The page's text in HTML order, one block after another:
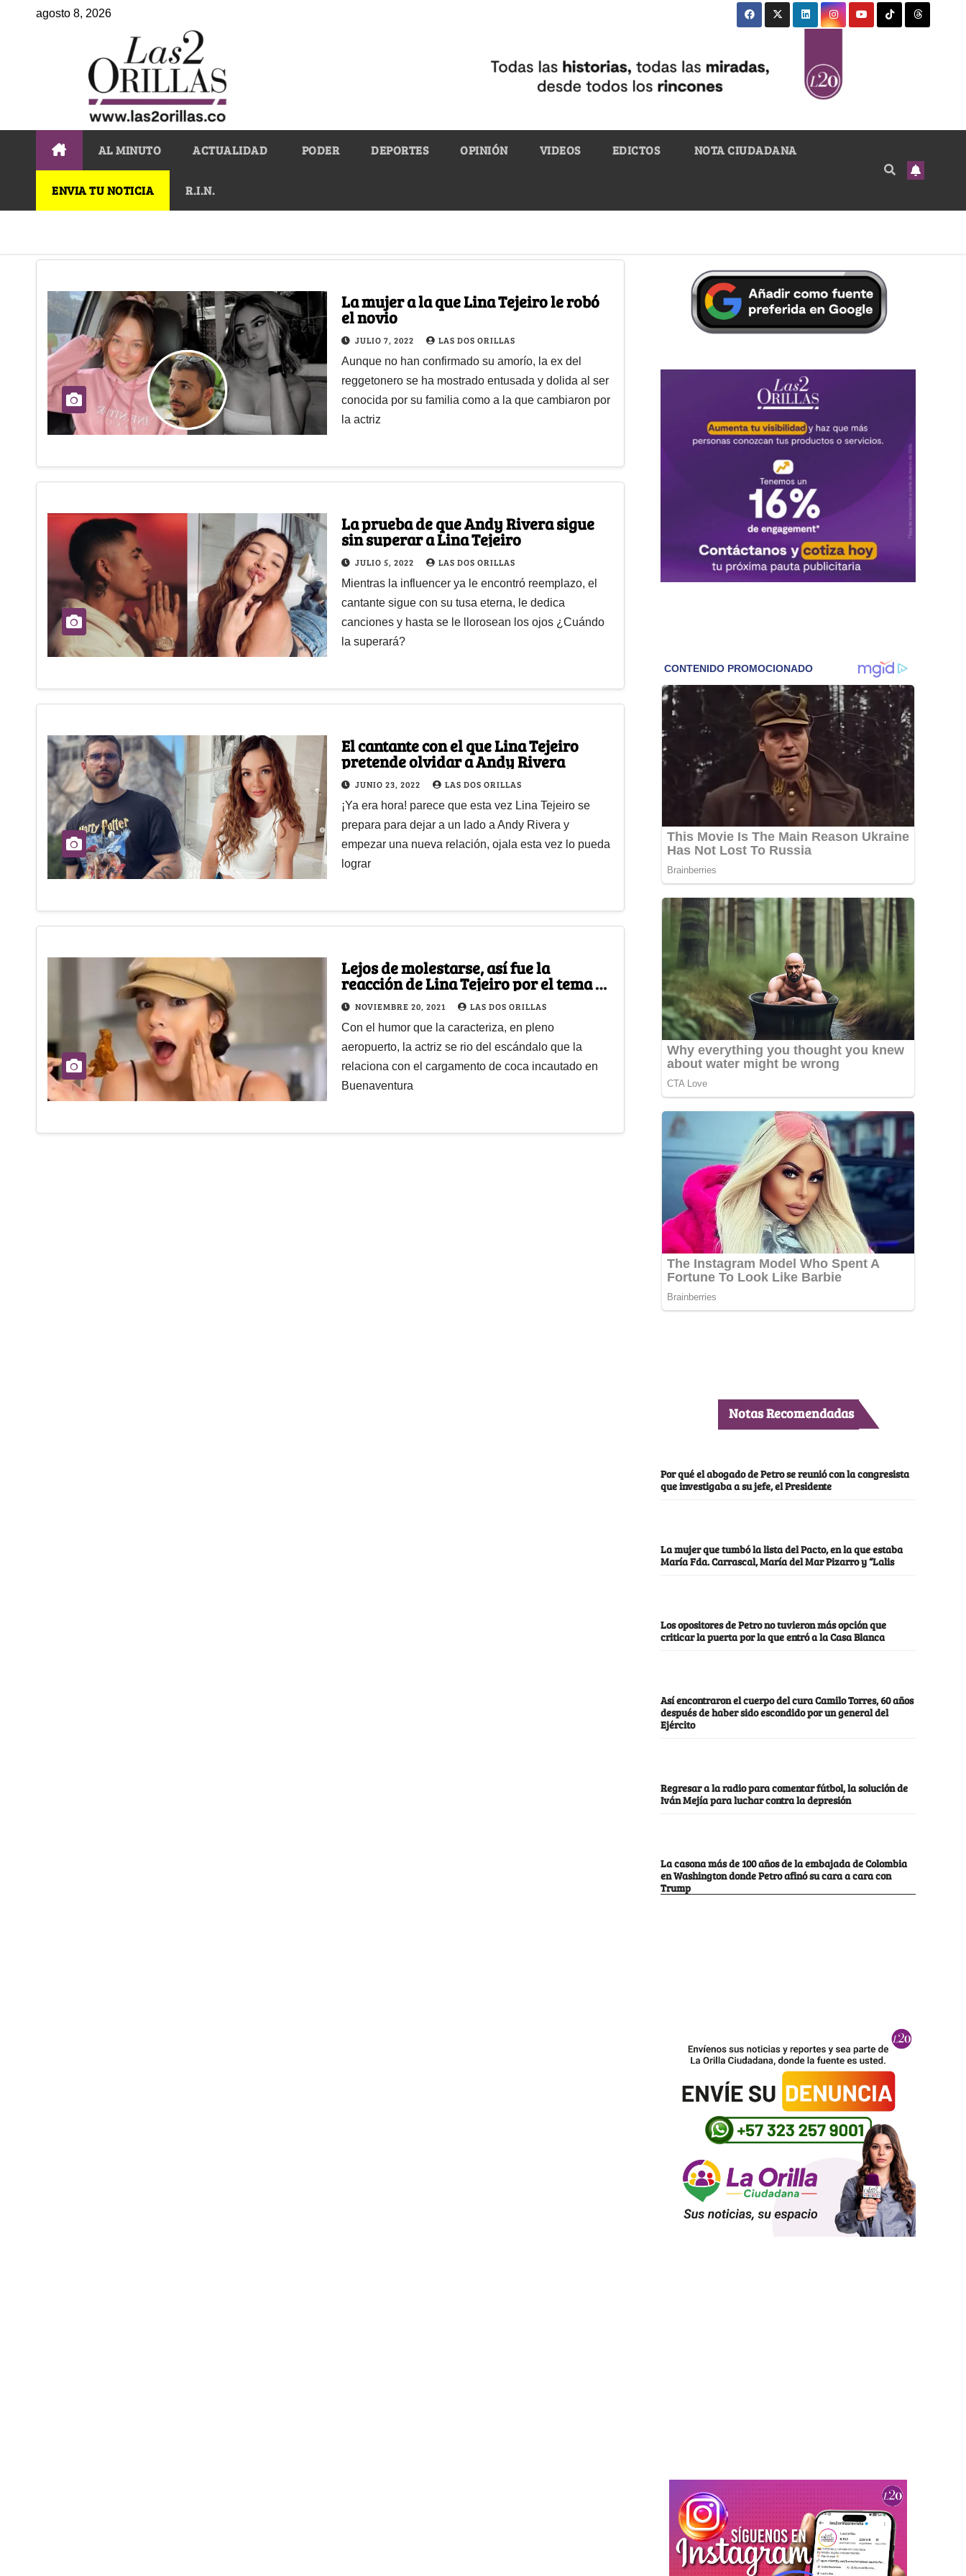
agosto 8, 2026
AL MINUTO ACTUALIDAD PODER DEPORTES OPINIÓN VIDEOS EDICTOS NOTA CIUDADANA
ENVIA TU NOTICIA R.I.N.
La mujer a la que Lina Tejeiro le robó
el novio
JULIO 7, 2022 LAS DOS ORILLAS
Aunque no han confirmado su amorío, la ex del
reggetonero se ha mostrado entusada y dolida al ser
conocida por su familia como a la que cambiaron por
la actriz
La prueba de que Andy Rivera sigue
sin superar a Lina Tejeiro
JULIO 5, 2022 LAS DOS ORILLAS
Mientras la influencer ya le encontró reemplazo, el
cantante sigue con su tusa eterna, le dedica
canciones y hasta se le llorosean los ojos ¿Cuándo
la superará?
El cantante con el que Lina Tejeiro
pretende olvidar a Andy Rivera
JUNIO 23, 2022 LAS DOS ORILLAS
¡Ya era hora! parece que esta vez Lina Tejeiro se
prepara para dejar a un lado a Andy Rivera y
empezar una nueva relación, ojala esta vez lo pueda
lograr
Lejos de molestarse, así fue la
reacción de Lina Tejeiro por el tema de
su "papá narco"
NOVIEMBRE 20, 2021 LAS DOS ORILLAS
Con el humor que la caracteriza, en pleno
aeropuerto, la actriz se rio del escándalo que la
relaciona con el cargamento de coca incautado en
Buenaventura
Notas Recomendadas
Por qué el abogado de Petro se reunió con la congresista
que investigaba a su jefe, el Presidente
La mujer que tumbó la lista del Pacto, en la que estaba
María Fda. Carrascal, María del Mar Pizarro y “Lalis
Los opositores de Petro no tuvieron más opción que
criticar la puerta por la que entró a la Casa Blanca
Así encontraron el cuerpo del cura Camilo Torres, 60 años
después de haber sido escondido por un general del
Ejército
Regresar a la radio para comentar fútbol, la solución de
Iván Mejía para luchar contra la depresión
La casona más de 100 años de la embajada de Colombia
en Washington donde Petro afinó su cara a cara con
Trump